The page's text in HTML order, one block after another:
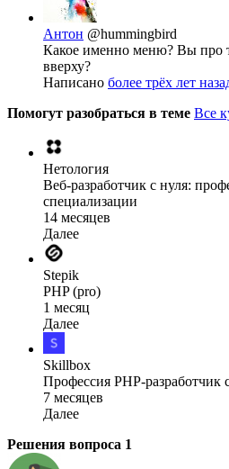
Антон @hummingbird
Какое именно меню? Вы про
вверху?
Написано более трёх лет
Помогут разобраться в теме Все
Нетология
Веб-разработчик с нуля:
специализации
14 месяцев
Далее
Stepik
PHP (pro)
1 месяц
Далее
Skillbox
Профессия PHP-разработчик
7 месяцев
Далее
Решения вопроса 1